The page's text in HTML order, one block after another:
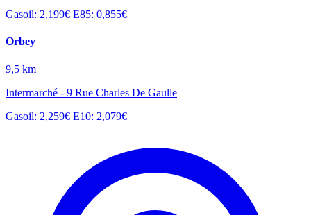
Gasoil: 2,199€ E85: 0,855€
Orbey
9,5 km
Intermarché - 9 Rue Charles De Gaulle
Gasoil: 2,259€ E10: 2,079€